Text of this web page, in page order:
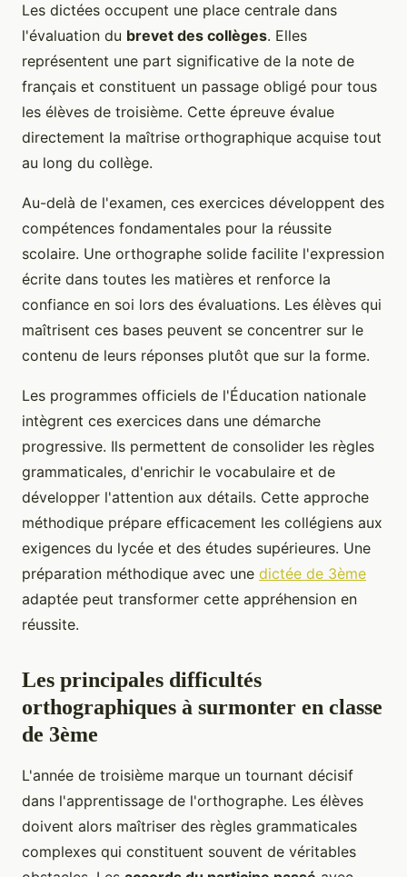
Les dictées occupent une place centrale dans
l'évaluation du brevet des collèges. Elles
représentent une part significative de la note de
français et constituent un passage obligé pour tous
les élèves de troisième. Cette épreuve évalue
directement la maîtrise orthographique acquise tout
au long du collège.
Au-delà de l'examen, ces exercices développent des
compétences fondamentales pour la réussite
scolaire. Une orthographe solide facilite l'expression
écrite dans toutes les matières et renforce la
confiance en soi lors des évaluations. Les élèves qui
maîtrisent ces bases peuvent se concentrer sur le
contenu de leurs réponses plutôt que sur la forme.
Les programmes officiels de l'Éducation nationale
intègrent ces exercices dans une démarche
progressive. Ils permettent de consolider les règles
grammaticales, d'enrichir le vocabulaire et de
développer l'attention aux détails. Cette approche
méthodique prépare efficacement les collégiens aux
exigences du lycée et des études supérieures. Une
préparation méthodique avec une dictée de 3ème
adaptée peut transformer cette appréhension en
réussite.
Les principales difficultés
orthographiques à surmonter en classe
de 3ème
L'année de troisième marque un tournant décisif
dans l'apprentissage de l'orthographe. Les élèves
doivent alors maîtriser des règles grammaticales
complexes qui constituent souvent de véritables